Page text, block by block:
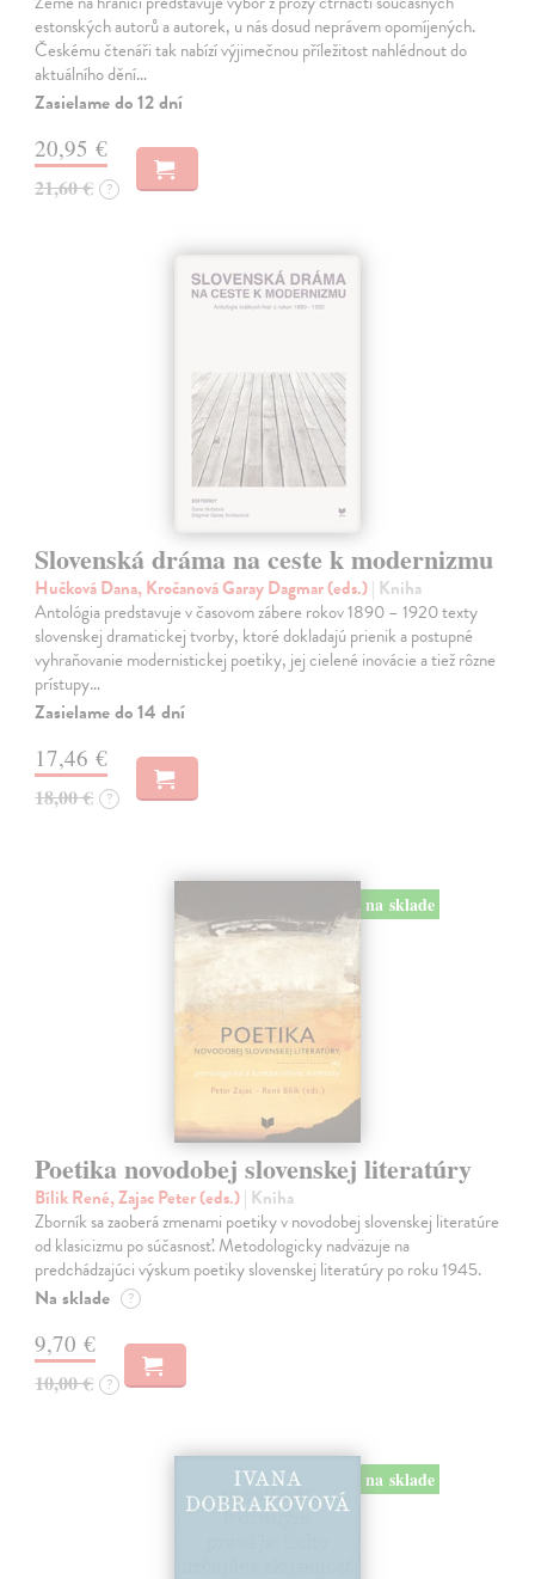
estonských autorů a autorek, u nás dosud neprávem opomíjených.
Českému čtenáři tak nabízí výjimečnou příležitost nahlédnout do
aktuálního dění…
Zasielame do 12 dní
20,95 €
21,60 € ?
Slovenská dráma na ceste k modernizmu
Hučková Dana, Kročanová Garay Dagmar (eds.)| Kniha
Antológia predstavuje v časovom zábere rokov 1890 – 1920 texty
slovenskej dramatickej tvorby, ktoré dokladajú prienik a postupné
vyhraňovanie modernistickej poetiky, jej cielené inovácie a tiež rôzne
prístupy…
Zasielame do 14 dní
17,46 €
18,00 € ?
na sklade
Poetika novodobej slovenskej literatúry
Bílik René, Zajac Peter (eds.)| Kniha
Zborník sa zaoberá zmenami poetiky v novodobej slovenskej literatúre
od klasicizmu po súčasnosť. Metodologicky nadväzuje na
predchádzajúci výskum poetiky slovenskej literatúry po roku 1945.
Na sklade ?
9,70 €
10,00 € ?
na sklade